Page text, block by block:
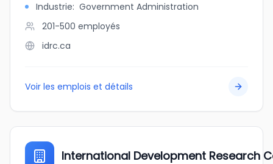
Industrie: Government Administration
201-500 employés
idrc.ca
Voir les emplois et détails
International Development Research